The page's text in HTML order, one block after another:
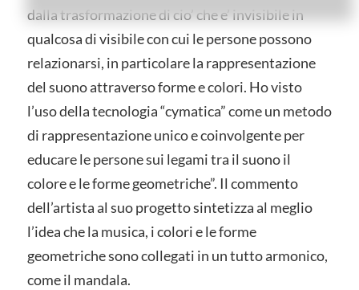
dalla trasformazione di cio’ che e’ invisibile in
qualcosa di visibile con cui le persone possono
relazionarsi, in particolare la rappresentazione
del suono attraverso forme e colori. Ho visto
l’uso della tecnologia “cymatica” come un metodo
di rappresentazione unico e coinvolgente per
educare le persone sui legami tra il suono il
colore e le forme geometriche”. Il commento
dell’artista al suo progetto sintetizza al meglio
l’idea che la musica, i colori e le forme
geometriche sono collegati in un tutto armonico,
come il mandala.